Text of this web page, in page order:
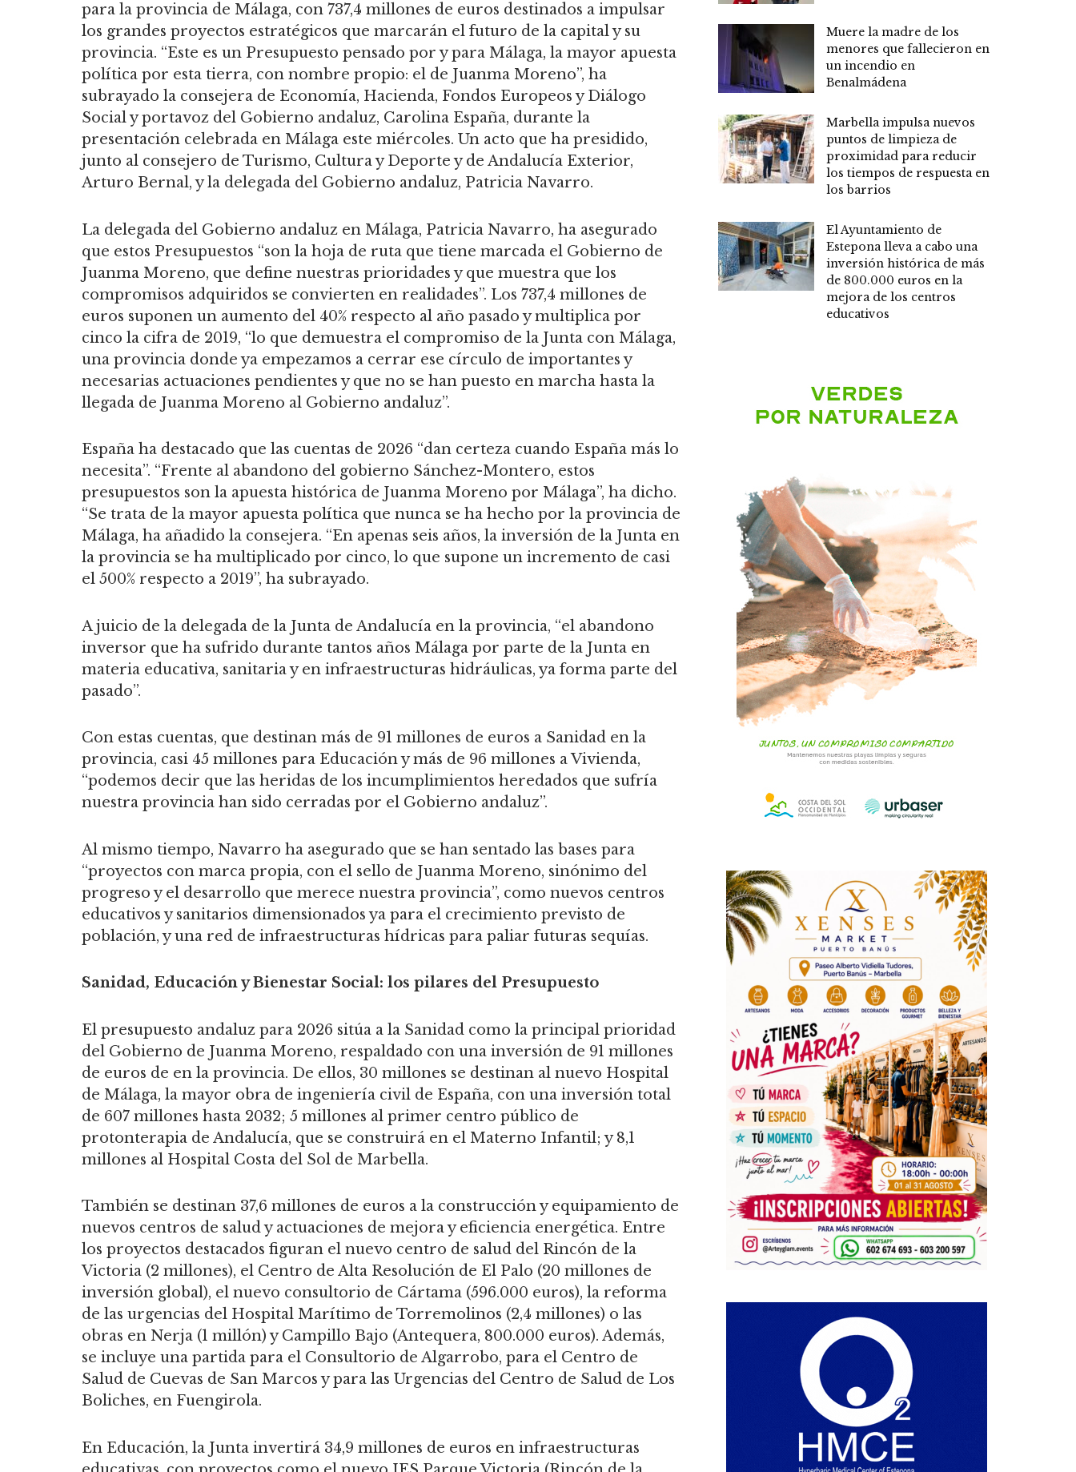
para la provincia de Málaga, con 737,4 millones de euros destinados a impulsar
los grandes proyectos estratégicos que marcarán el futuro de la capital y su
provincia. “Este es un Presupuesto pensado por y para Málaga, la mayor apuesta
política por esta tierra, con nombre propio: el de Juanma Moreno”, ha
subrayado la consejera de Economía, Hacienda, Fondos Europeos y Diálogo
Social y portavoz del Gobierno andaluz, Carolina España, durante la
presentación celebrada en Málaga este miércoles. Un acto que ha presidido,
junto al consejero de Turismo, Cultura y Deporte y de Andalucía Exterior,
Arturo Bernal, y la delegada del Gobierno andaluz, Patricia Navarro.
La delegada del Gobierno andaluz en Málaga, Patricia Navarro, ha asegurado
que estos Presupuestos “son la hoja de ruta que tiene marcada el Gobierno de
Juanma Moreno, que define nuestras prioridades y que muestra que los
compromisos adquiridos se convierten en realidades”. Los 737,4 millones de
euros suponen un aumento del 40% respecto al año pasado y multiplica por
cinco la cifra de 2019, “lo que demuestra el compromiso de la Junta con Málaga,
una provincia donde ya empezamos a cerrar ese círculo de importantes y
necesarias actuaciones pendientes y que no se han puesto en marcha hasta la
llegada de Juanma Moreno al Gobierno andaluz”.
España ha destacado que las cuentas de 2026 “dan certeza cuando España más lo
necesita”. “Frente al abandono del gobierno Sánchez-Montero, estos
presupuestos son la apuesta histórica de Juanma Moreno por Málaga”, ha dicho.
“Se trata de la mayor apuesta política que nunca se ha hecho por la provincia de
Málaga, ha añadido la consejera. “En apenas seis años, la inversión de la Junta en
la provincia se ha multiplicado por cinco, lo que supone un incremento de casi
el 500% respecto a 2019”, ha subrayado.
A juicio de la delegada de la Junta de Andalucía en la provincia, “el abandono
inversor que ha sufrido durante tantos años Málaga por parte de la Junta en
materia educativa, sanitaria y en infraestructuras hidráulicas, ya forma parte del
pasado”.
Con estas cuentas, que destinan más de 91 millones de euros a Sanidad en la
provincia, casi 45 millones para Educación y más de 96 millones a Vivienda,
“podemos decir que las heridas de los incumplimientos heredados que sufría
nuestra provincia han sido cerradas por el Gobierno andaluz”.
Al mismo tiempo, Navarro ha asegurado que se han sentado las bases para
“proyectos con marca propia, con el sello de Juanma Moreno, sinónimo del
progreso y el desarrollo que merece nuestra provincia”, como nuevos centros
educativos y sanitarios dimensionados ya para el crecimiento previsto de
población, y una red de infraestructuras hídricas para paliar futuras sequías.
Sanidad, Educación y Bienestar Social: los pilares del Presupuesto
El presupuesto andaluz para 2026 sitúa a la Sanidad como la principal prioridad
del Gobierno de Juanma Moreno, respaldado con una inversión de 91 millones
de euros de en la provincia. De ellos, 30 millones se destinan al nuevo Hospital
de Málaga, la mayor obra de ingeniería civil de España, con una inversión total
de 607 millones hasta 2032; 5 millones al primer centro público de
protonterapia de Andalucía, que se construirá en el Materno Infantil; y 8,1
millones al Hospital Costa del Sol de Marbella.
También se destinan 37,6 millones de euros a la construcción y equipamiento de
nuevos centros de salud y actuaciones de mejora y eficiencia energética. Entre
los proyectos destacados figuran el nuevo centro de salud del Rincón de la
Victoria (2 millones), el Centro de Alta Resolución de El Palo (20 millones de
inversión global), el nuevo consultorio de Cártama (596.000 euros), la reforma
de las urgencias del Hospital Marítimo de Torremolinos (2,4 millones) o las
obras en Nerja (1 millón) y Campillo Bajo (Antequera, 800.000 euros). Además,
se incluye una partida para el Consultorio de Algarrobo, para el Centro de
Salud de Cuevas de San Marcos y para las Urgencias del Centro de Salud de Los
Boliches, en Fuengirola.
En Educación, la Junta invertirá 34,9 millones de euros en infraestructuras
Muere la madre de los
menores que fallecieron en
un incendio en
Benalmádena
Marbella impulsa nuevos
puntos de limpieza de
proximidad para reducir
los tiempos de respuesta en
los barrios
El Ayuntamiento de
Estepona lleva a cabo una
inversión histórica de más
de 800.000 euros en la
mejora de los centros
educativos